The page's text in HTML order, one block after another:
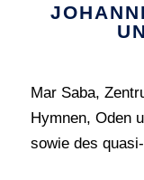
Mar Saba,
Hymnen, Oden
sowie des